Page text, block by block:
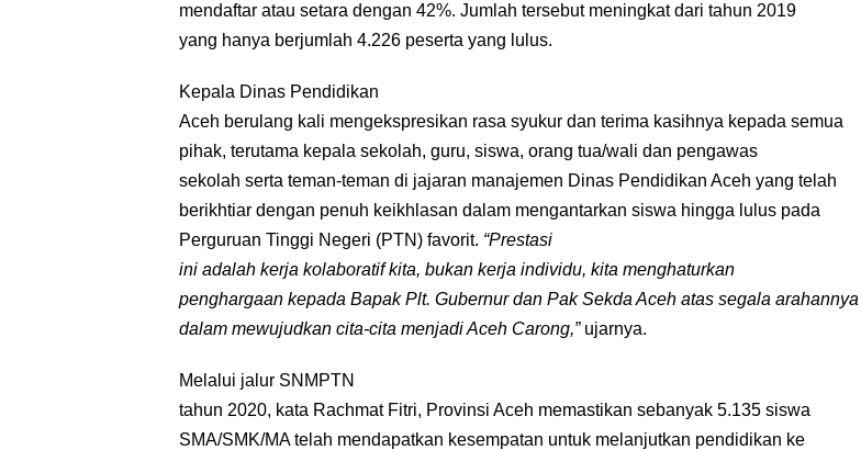
mendaftar atau setara dengan 42%. Jumlah tersebut meningkat dari tahun 2019
yang hanya berjumlah 4.226 peserta yang lulus.
Kepala Dinas Pendidikan
Aceh berulang kali mengekspresikan rasa syukur dan terima kasihnya kepada semua
pihak, terutama kepala sekolah, guru, siswa, orang tua/wali dan pengawas
sekolah serta teman-teman di jajaran manajemen Dinas Pendidikan Aceh yang telah
berikhtiar dengan penuh keikhlasan dalam mengantarkan siswa hingga lulus pada
Perguruan Tinggi Negeri (PTN) favorit. “Prestasi
ini adalah kerja kolaboratif kita, bukan kerja individu, kita menghaturkan
penghargaan kepada Bapak Plt. Gubernur dan Pak Sekda Aceh atas segala arahannya
dalam mewujudkan cita-cita menjadi Aceh Carong,”ujarnya.
Melalui jalur SNMPTN
tahun 2020, kata Rachmat Fitri, Provinsi Aceh memastikan sebanyak 5.135 siswa
SMA/SMK/MA telah mendapatkan kesempatan untuk melanjutkan pendidikan ke